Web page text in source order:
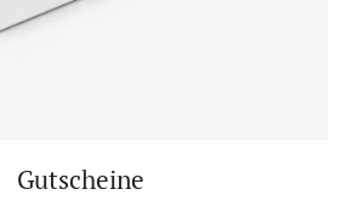
Gutscheine